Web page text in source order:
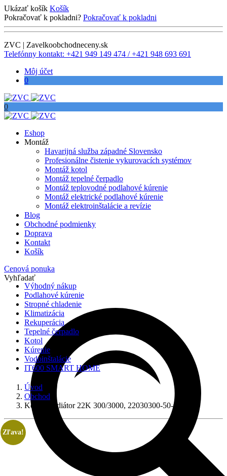
Ukázať košík Košík
Pokračovať k pokladni? Pokračovať k pokladni
ZVC | Zavelkoobchodneceny.sk
Telefónny kontakt: +421 949 149 474 / +421 948 693 691
Môj účet
0
0
Eshop
Montáž
Havarijná služba západné Slovensko
Profesionálne čistenie vykurovacích systémov
Montáž kotol
Montáž tepelné čerpadlo
Montáž teplovodné podlahové kúrenie
Montáž elektrické podlahové kúrenie
Montáž elektroinštalácie a revízie
Blog
Obchodné podmienky
Doprava
Kontakt
Košík
Cenová ponuka
Vyhľadať
Výhodný nákup
Podlahové kúrenie
Stropné chladenie
Klimatizácia
Rekuperácia
Tepelné čerpadlo
Kotol
Kúrenie
Vodoinštalácie
IT600 SMART HOME
Úvod
Obchod
Korádo radiátor 22K 300/3000, 22030300-50-0010
Zľava!